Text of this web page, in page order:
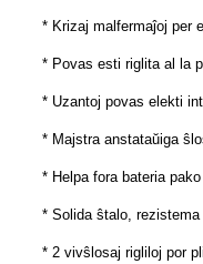
* Krizaj malfermaĵoj per
* Povas esti riglita al la
* Uzantoj povas elekti
* Majstra anstataŭiga
* Helpa fora bateria
* Solida ŝtalo,
* 2 vivŝlosaj rigliloj por